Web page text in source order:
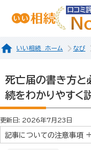
口コミ
いい相続 ホーム なび
死亡届の書き方と
続をわかりやすく
更新日: 2026年7月23日
記事についての注意事項